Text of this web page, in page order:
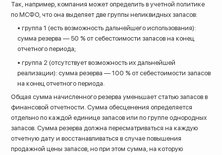
Так, например, компания может определить в учетной политике
по МСФО, что она выделяет две группы неликвидных запасов:
• группа 1 (есть возможность дальнейшего использования):
сумма резерва — 50 % от себестоимости запасов на конец
отчетного периода;
• группа 2 (отсутствует возможность их дальнейшей
реализации): сумма резерва — 100 % от себестоимости запасов
на конец отчетного периода.
Общая сумма начисленного резерва уменьшает статью запасов в
финансовой отчетности. Сумма обесценения определяется
отдельно по каждой единице запасов или по группе однородных
запасов. Сумма резерва должна пересматриваться на каждую
отчетную дату и восстанавливаться в случае повышения
продажной цены запасов, но при этом сумма, на которую